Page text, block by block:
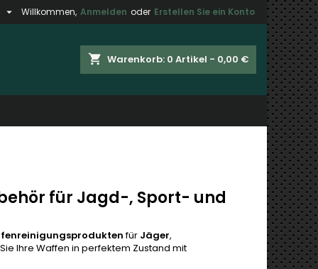
Willkommen, Anmelden oder Erstellen Sie ein Konto

shopping_cart Warenkorb: 0 Artikel - 0,00 €
für Jagd-, Sport- und
für Jäger,
Ihre Waffen in perfektem Zustand mit